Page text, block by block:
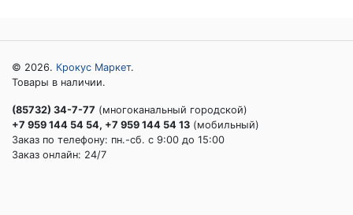
© 2026. Крокус Маркет.
Товары в наличии.
(85732) 34-7-77 (многоканальный городской)
+7 959 144 54 54, +7 959 144 54 13 (мобильный)
Заказ по телефону: пн.-сб. c 9:00 до 15:00
Заказ онлайн: 24/7